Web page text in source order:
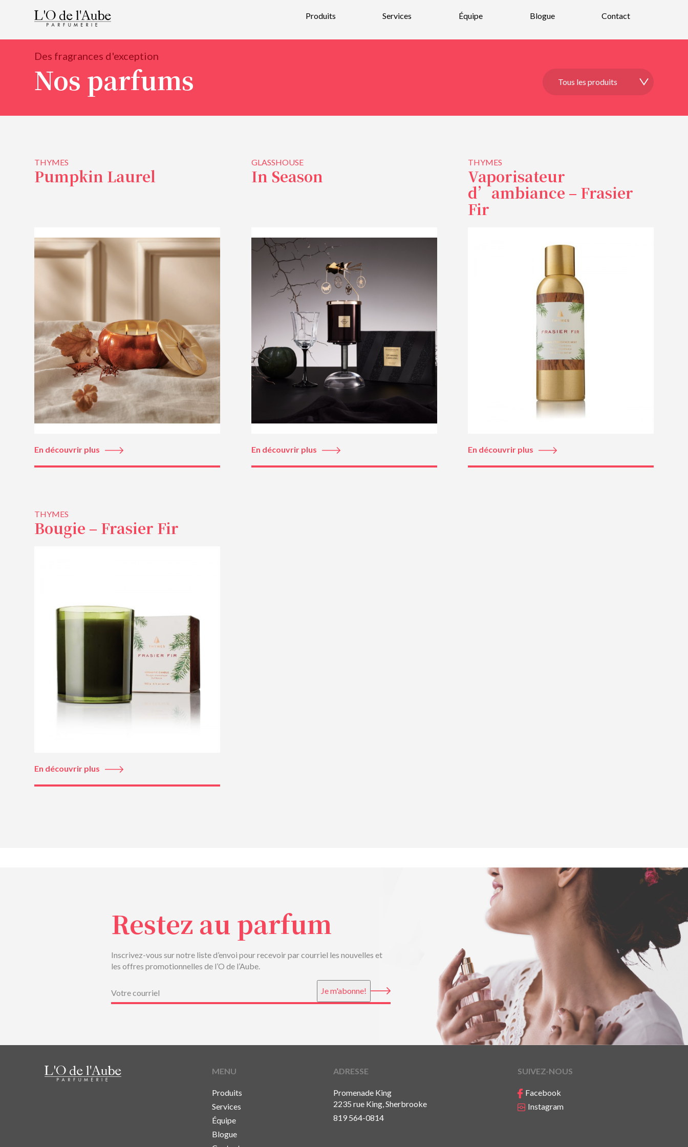
Produits
Nouveautés
Services Équipe Blogue Contact
Des fragrances d'exception
Nos parfums
THYMES
Pumpkin Laurel
En découvrir plus
GLASSHOUSE
In Season
En découvrir plus
THYMES
Vaporisateur
d’ambiance – Frasier
Fir
En découvrir plus
THYMES
Bougie – Frasier Fir
En découvrir plus
Restez au parfum
Inscrivez-vous sur notre liste d’envoi pour recevoir par courriel les nouvelles et
les offres promotionnelles de l’O de l’Aube.
Je m'abonne!
MENU
Produits
Services
Équipe
Blogue
ADRESSE
Promenade King
2235 rue King, Sherbrooke
819 564-0814
SUIVEZ-NOUS
Facebook
Instagram